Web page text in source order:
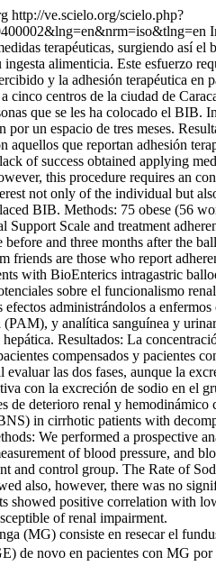
http://ve.scielo.org/scielo.php?
terapéuticas, surgiendo así el
alimenticia. Este esfuerzo
y la adhesión terapéutica en
centros de la ciudad de
que se les ha colocado el BIB.
un espacio de tres meses.
aquellos que reportan adhesión
of success obtained applying
this procedure requires an
not only of the individual but
BIB. Methods: 75 obese (56
Scale and treatment
and three months after the
friends are those who report
with BioEnterics intragastric
sobre el funcionalismo
administrándolos a
(PAM), y analítica sanguínea y
Resultados: La
compensados y pacientes
las dos fases, aunque la
con la excreción de sodio en el
de deterioro renal y hemodinámico
in cirrhotic patients with
We performed a prospective
of blood pressure, and
and control group. The Rate of
also, however, there was no
showed positive correlation with
of renal impairment.
(MG) consiste en resecar el
de novo en pacientes con MG